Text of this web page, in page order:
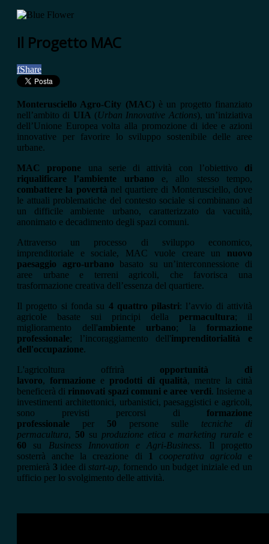
Il Progetto MAC
fShare
Monterusciello Agro-City (MAC)è un progetto finanziato
nell’ambito di UIA (Urban Innovative Actions), un’iniziativa
dell’Unione Europea volta alla promozione di idee e azioni
innovative per favorire lo sviluppo sostenibile delle aree
urbane.
MAC propone una serie di attività con l’obiettivo di
riqualificare l’ambiente urbano e, allo stesso tempo,
combattere la povertà nel quartiere di Monterusciello, dove
le attuali problematiche del contesto sociale si combinano ad
un difficile ambiente urbano, caratterizzato da vacuità,
anonimato e decadimento degli spazi comuni.
Attraverso un processo di sviluppo economico,
imprenditoriale e sociale, MAC vuole creare un nuovo
paesaggio agro-urbano basato su un’interconnessione di
aree urbane e terreni agricoli, che favorisca una
trasformazione creativa dell’essenza del quartiere.
Il progetto si fonda su 4 quattro pilastri: l’avvio di attività
agricole basate sui principi della permacultura; il
miglioramento dell'ambiente urbano; la formazione
professionale; l’incoraggiamento dell'imprenditorialità e
dell'occupazione.
L'agricoltura offrirà opportunità di
lavoro, formazionee prodotti di qualità, mentre la città
beneficerà di rinnovati spazi comuni e aree verdi. Insieme a
investimenti architettonici, urbanistici, paesaggistici e agricoli,
sono previsti percorsi di formazione
professionale per 50 persone sulle tecniche di
permacultura, 50 su produzione etica e marketing rurale e
60 su Business Innovation e Agri-Business. Il progetto
sosterrà anche la creazione di
1 cooperativa agricola e
premierà 3 idee di start-up, fornendo un budget iniziale ed un
ufficio per lo svolgimento delle attività.